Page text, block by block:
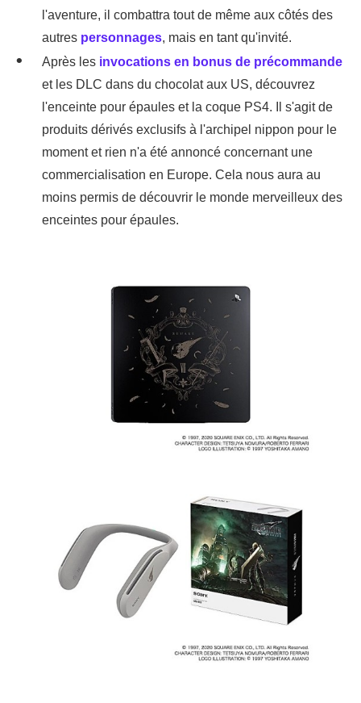
l'aventure, il combattra tout de même aux côtés des
autres personnages, mais en tant qu'invité.
Après les invocations en bonus de précommande
et les DLC dans du chocolat aux US, découvrez
l'enceinte pour épaules et la coque PS4. Il s'agit de
produits dérivés exclusifs à l'archipel nippon pour le
moment et rien n'a été annoncé concernant une
commercialisation en Europe. Cela nous aura au
moins permis de découvrir le monde merveilleux des
enceintes pour épaules.